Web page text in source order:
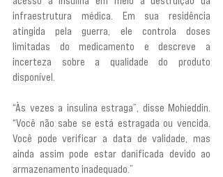
infraestrutura médica. Em sua residência
atingida pela guerra, ele controla doses
limitadas do medicamento e descreve a
incerteza sobre a qualidade do produto
disponível.
“Às vezes a insulina estraga”, disse Mohieddin.
“Você não sabe se está estragada ou vencida.
Você pode verificar a data de validade, mas
ainda assim pode estar danificada devido ao
armazenamento inadequado.”